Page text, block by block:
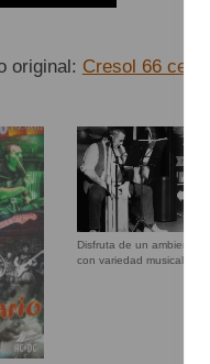
original: Cresol 66
Disfruta de un ambiente
con variedad musical en